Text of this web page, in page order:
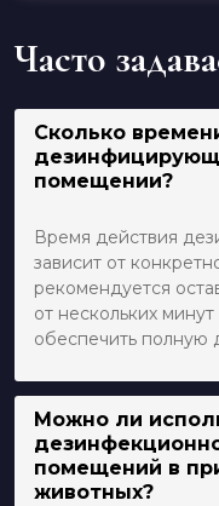
Часто
Сколько
помещении?
Время действия
зависит от
рекомендуется
от нескольких
обеспечить
Можно ли
помещений в
животных?